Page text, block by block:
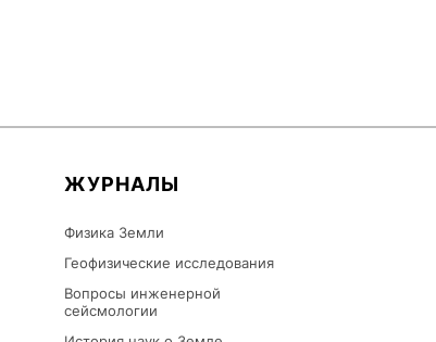
ЖУРНАЛЫ
Физика Земли
Геофизические исследования
Вопросы инженерной
сейсмологии